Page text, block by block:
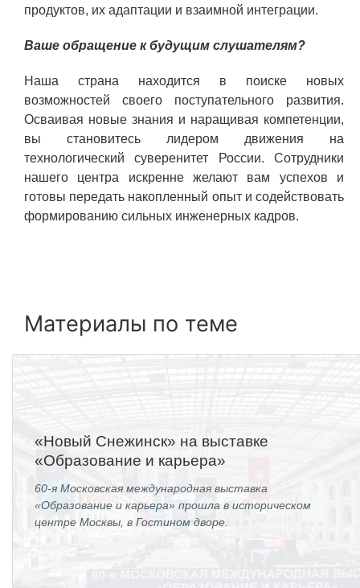
продуктов, их адаптации и взаимной интеграции.
Ваше обращение к будущим слушателям?
Наша страна находится в поиске новых
возможностей своего поступательного развития.
Осваивая новые знания и наращивая компетенции,
вы становитесь лидером движения на
технологический суверенитет России. Сотрудники
нашего центра искренне желают вам успехов и
готовы передать накопленный опыт и содействовать
формированию сильных инженерных кадров.
Материалы по теме
«Новый Снежинск» на выставке
«Образование и карьера»
60-я Московская международная выставка
«Образование и карьера» прошла в историческом
центре Москвы, в Гостином дворе.